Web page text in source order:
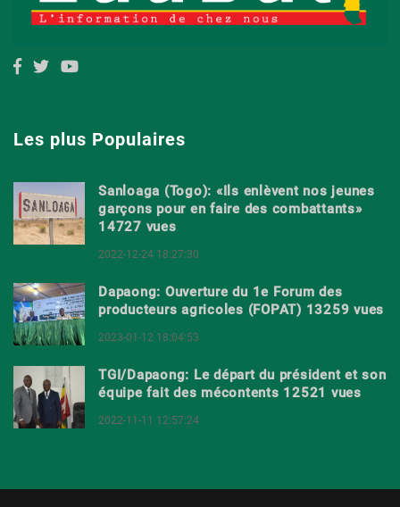
Les plus Populaires
Sanloaga (Togo): «Ils enlèvent nos jeunes
garçons pour en faire des combattants»
14727 vues
2022-12-24 18:27:30
Dapaong: Ouverture du 1e Forum des
producteurs agricoles (FOPAT) 13259 vues
2023-01-12 18:04:53
TGI/Dapaong: Le départ du président et son
équipe fait des mécontents 12521 vues
2022-11-11 12:57:24